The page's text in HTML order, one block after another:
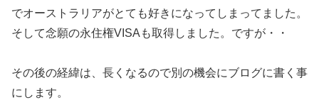
でオーストラリアがとても好きになってしまってました。
そして念願の永住権VISAも取得しました。ですが・・
その後の経緯は、長くなるので別の機会にブログに書く事
にします。